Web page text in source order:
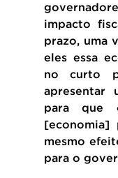
impacto
prazo, uma
eles essa
no curto
apresentar
para que
[economia]
mesmo
para o